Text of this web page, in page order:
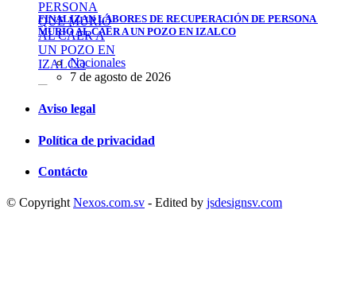
FINALIZAN LABORES DE RECUPERACIÓN DE PERSONA QUE
MURIÓ AL CAER A UN POZO EN IZALCO
Nacionales
7 de agosto de 2026
ESCUELA EN TAILANDIA
Aviso legal
Política de privacidad
Contácto
© Copyright Nexos.com.sv - Edited by jsdesignsv.com